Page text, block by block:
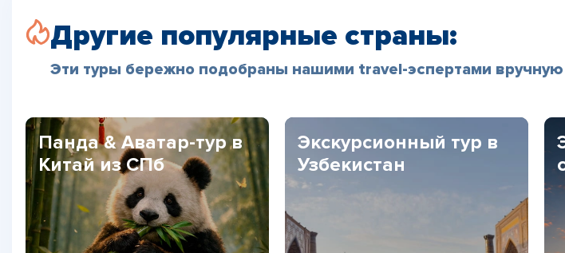
Другие популярные страны:
Эти туры бережно подобраны нашими travel-эспертами вручную
Панда & Аватар-тур в
Китай из СПб
Экскурсионный тур в
Узбекистан